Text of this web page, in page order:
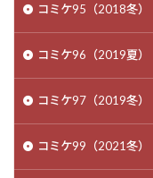
コミケ95（2018冬）
コミケ96（2019夏）
コミケ97（2019冬）
コミケ99（2021冬）